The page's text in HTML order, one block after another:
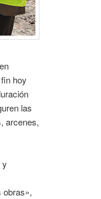
hoy
las
arcenes,
y
obras»,